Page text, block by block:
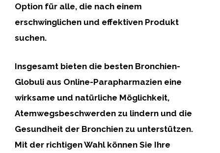
Option für alle, die nach einem
erschwinglichen und effektiven Produkt
suchen.
Insgesamt bieten die besten Bronchien-
Globuli aus Online-Parapharmazien eine
wirksame und natürliche Möglichkeit,
Atemwegsbeschwerden zu lindern und die
Gesundheit der Bronchien zu unterstützen.
Mit der richtigen Wahl können Sie Ihre